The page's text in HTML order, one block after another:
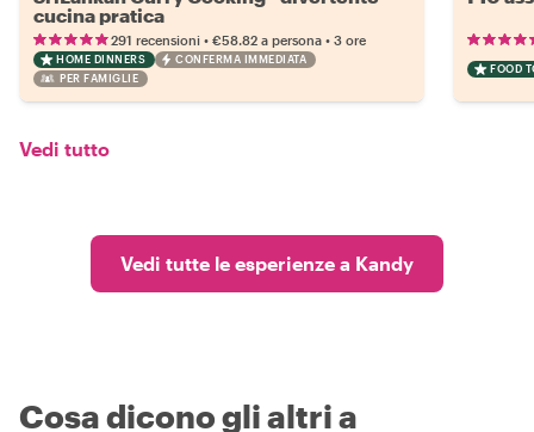
cucina pratica
291 recensioni • €58.82 a persona • 3 ore
HOME DINNERS
CONFERMA IMMEDIATA
PER FAMIGLIE
FOOD
Vedi tutto
Vedi tutte le esperienze a Kandy
Cosa dicono gli altri a